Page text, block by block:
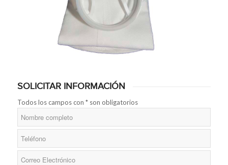
SOLICITAR INFORMACIÓN
Todos los campos con * son obligatorios